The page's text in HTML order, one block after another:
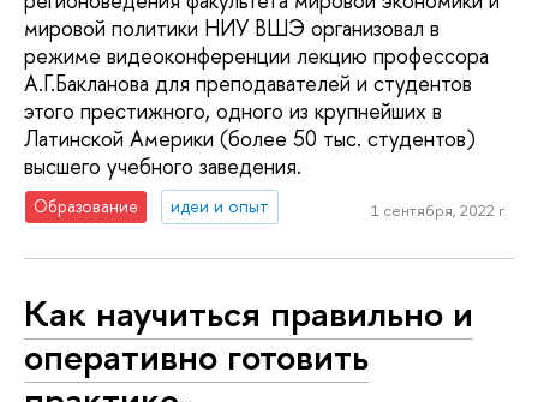
мировой политики НИУ ВШЭ организовал в
режиме видеоконференции лекцию профессора
А.Г.Бакланова для преподавателей и студентов
этого престижного, одного из крупнейших в
Латинской Америки (более 50 тыс. студентов)
высшего учебного заведения.
Образование идеи и опыт 1 сентября, 2022 г.
Как научиться правильно и
оперативно готовить